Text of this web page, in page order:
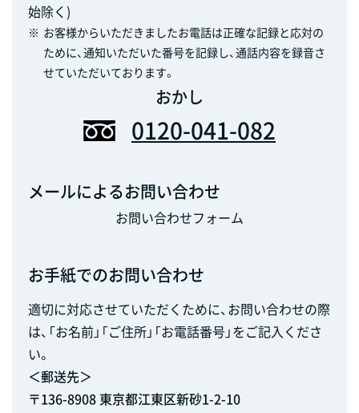
始除く)
※ お客様からいただきましたお電話は正確な記録と応対の
ために、通知いただいた番号を記録し、通話内容を録音さ
せていただいております。
おかし
0120-041-082
メールによるお問い合わせ
お問い合わせフォーム
お手紙でのお問い合わせ
適切に対応させていただくために、お問い合わせの際
は、「お名前」「ご住所」「お電話番号」をご記入くださ
い。
＜郵送先＞
〒136-8908 東京都江東区新砂1-2-10